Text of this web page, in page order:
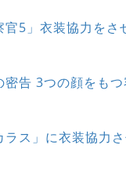
官5」衣装協力をさ
密告 3つの顔をも
ス」に衣装協力